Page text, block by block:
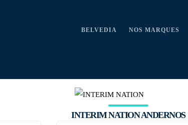
BELVEDIA NOS MARQUES
INTERIM NATION ANDERNOS